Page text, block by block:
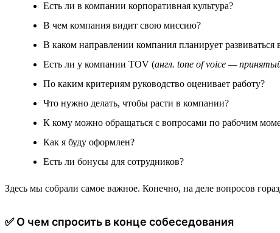
Есть ли в компании корпоративная культура?
В чем компания видит свою миссию?
В каком направлении компания планирует
Есть ли у компании TOV (англ. tone of voice —
По каким критериям руководство оценивает работу?
Что нужно делать, чтобы расти в компании?
К кому можно обращаться с вопросами по рабочим
Как я буду оформлен?
Есть ли бонусы для сотрудников?
Здесь мы собрали самое важное. Конечно, на деле вопросов
✅ О чем спросить в конце собеседования